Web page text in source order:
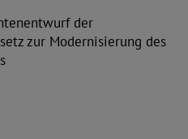
der
zur Modernisierung des